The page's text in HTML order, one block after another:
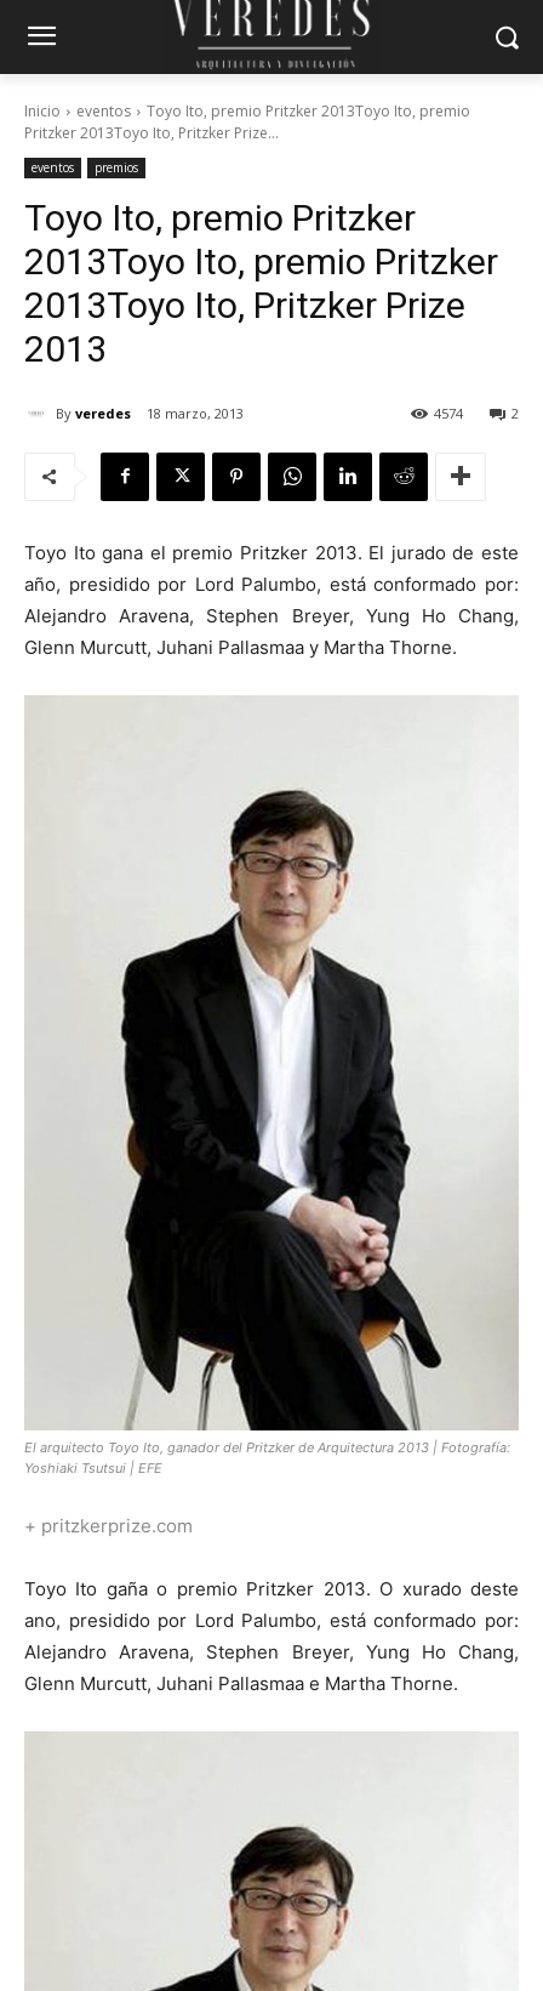
Inicio eventos
Toyo Ito, premio Pritzker 2013Toyo Ito, premio
Pritzker 2013Toyo Ito, Pritzker Prize...
eventos premios
Toyo Ito, premio Pritzker
2013Toyo Ito, premio Pritzker
2013Toyo Ito, Pritzker Prize
2013
By veredes 18 marzo, 2013 2
4574
Toyo Ito gana el premio Pritzker 2013. El jurado de este
año, presidido por Lord Palumbo, está conformado por:
Alejandro Aravena, Stephen Breyer, Yung Ho Chang,
Glenn Murcutt, Juhani Pallasmaa y Martha Thorne.
El arquitecto Toyo Ito, ganador del Pritzker de Arquitectura 2013 | Fotografía:
Yoshiaki Tsutsui | EFE
+ pritzkerprize.com
Toyo Ito gaña o premio Pritzker 2013. O xurado deste
ano, presidido por Lord Palumbo, está conformado por:
Alejandro Aravena, Stephen Breyer, Yung Ho Chang,
Glenn Murcutt, Juhani Pallasmaa e Martha Thorne.